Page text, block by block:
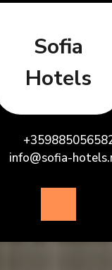
Sofia
Hotels
info@sofia-